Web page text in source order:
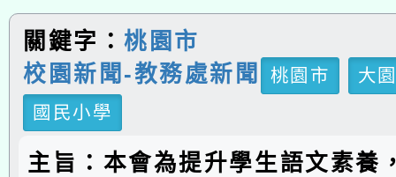
關鍵字：桃園市
校園新聞-教務處新聞
桃園市
大
國民小學
主旨：本會為提升學生語文素養